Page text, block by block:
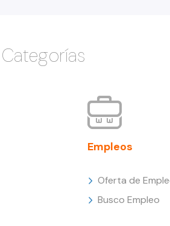
Categorías
Empleos
Oferta de
Busco Empleo